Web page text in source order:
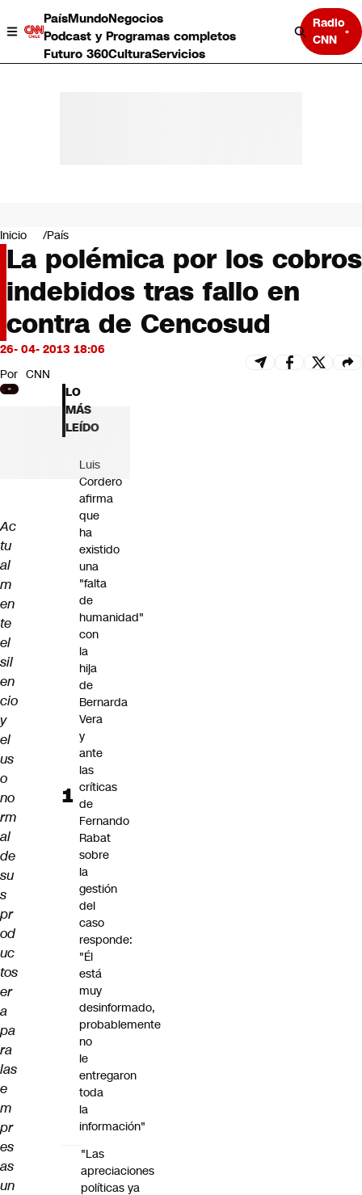
PaísMundoNegocios
Podcast y Programas completos
Futuro 360CulturaServicios
Radio
CNN
Negocios
Deportes
Programas completos
Cultura
Servicios
Bits
CNN tiempo
Futuro 360
Opinión
Inicio País
La polémica por los cobros
indebidos tras fallo en
contra de Cencosud
26- 04- 2013 18:06
Por CNN
Ac
tu
al
m
en
te
el
sil
en
cio
y
el
us
o
no
rm
al
de
su
s
pr
od
uc
tos
er
a
pa
ra
las
e
m
pr
es
as
un
LO
MÁS
LEÍDO
Luis
Cordero
afirma
que
ha
existido
una
"falta
de
humanidad"
con
la
hija
de
Bernarda
Vera
y
ante
las
críticas
de
Fernando
Rabat
sobre
la
gestión
del
caso
responde:
"Él
está
muy
desinformado,
probablemente
no
le
entregaron
toda
la
información"
"Las
apreciaciones
políticas ya